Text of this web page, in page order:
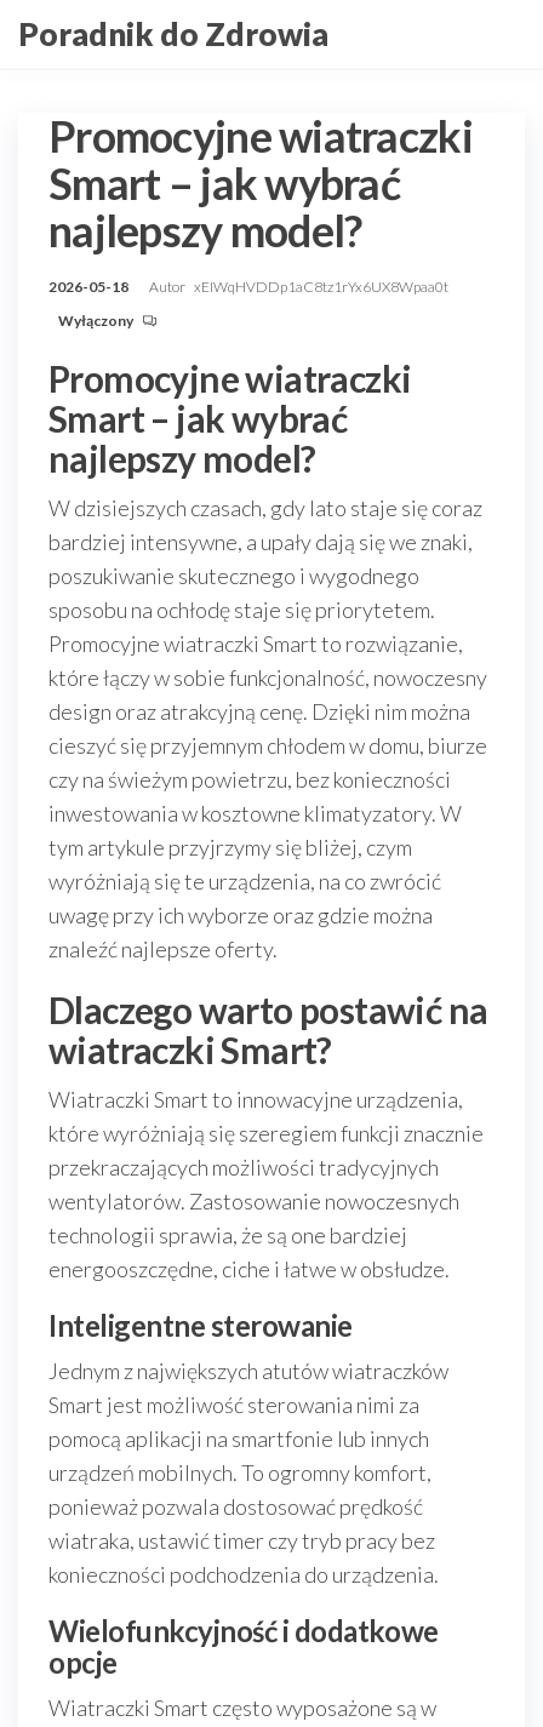
doPoradnik do Zdrowia
Promocyjne wiatraczki
Smart – jak wybrać
najlepszy model?
2026-05-18 Autor xEIWqHVDDp1aC8tz1rYx6UX8Wpaa0t
Wyłączony
Promocyjne wiatraczki
Smart – jak wybrać
najlepszy model?
W dzisiejszych czasach, gdy lato staje się coraz
bardziej intensywne, a upały dają się we znaki,
poszukiwanie skutecznego i wygodnego
sposobu na ochłodę staje się priorytetem.
Promocyjne wiatraczki Smart to rozwiązanie,
które łączy w sobie funkcjonalność, nowoczesny
design oraz atrakcyjną cenę. Dzięki nim można
cieszyć się przyjemnym chłodem w domu, biurze
czy na świeżym powietrzu, bez konieczności
inwestowania w kosztowne klimatyzatory. W
tym artykule przyjrzymy się bliżej, czym
wyróżniają się te urządzenia, na co zwrócić
uwagę przy ich wyborze oraz gdzie można
znaleźć najlepsze oferty.
Dlaczego warto postawić na
wiatraczki Smart?
Wiatraczki Smart to innowacyjne urządzenia,
które wyróżniają się szeregiem funkcji znacznie
przekraczających możliwości tradycyjnych
wentylatorów. Zastosowanie nowoczesnych
technologii sprawia, że są one bardziej
energooszczędne, ciche i łatwe w obsłudze.
Inteligentne sterowanie
Jednym z największych atutów wiatraczków
Smart jest możliwość sterowania nimi za
pomocą aplikacji na smartfonie lub innych
urządzeń mobilnych. To ogromny komfort,
ponieważ pozwala dostosować prędkość
wiatraka, ustawić timer czy tryb pracy bez
konieczności podchodzenia do urządzenia.
Wielofunkcyjność i dodatkowe
opcje
Wiatraczki Smart często wyposażone są w